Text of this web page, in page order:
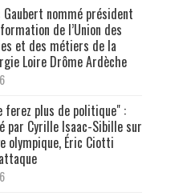
Gaubert nommé président
de l’Union des
et des métiers de la
Loire Drôme Ardèche
ferez plus de politique" :
par Cyrille Isaac-Sibille sur
olympique, Éric Ciotti